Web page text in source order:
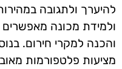
להיערך ולתגובה
ולמידת מכונה
והכנה למקרי חירום.
מציעות פלטפורמות